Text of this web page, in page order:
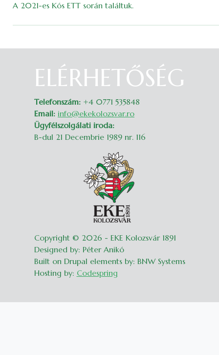
A 2021-es Kós ETT során találtuk.
ELÉRHETŐSÉG
Telefonszám: +4 0771 535848
Email: info@ekekolozsvar.ro
Ügyfélszolgálati iroda:
B-dul 21 Decembrie 1989 nr. 116
Copyright © 2026 - EKE Kolozsvár 1891
Designed by: Péter Anikó
Built on Drupal elements by: BNW Systems
Hosting by: Codespring